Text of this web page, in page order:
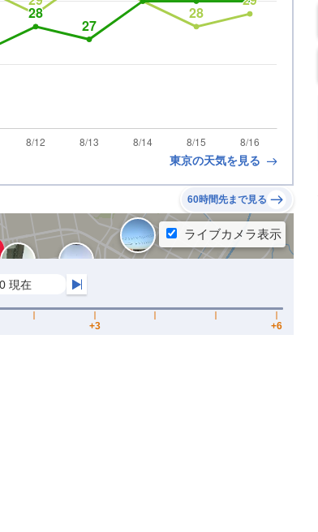
東京の天気を見る
60時間先まで見る